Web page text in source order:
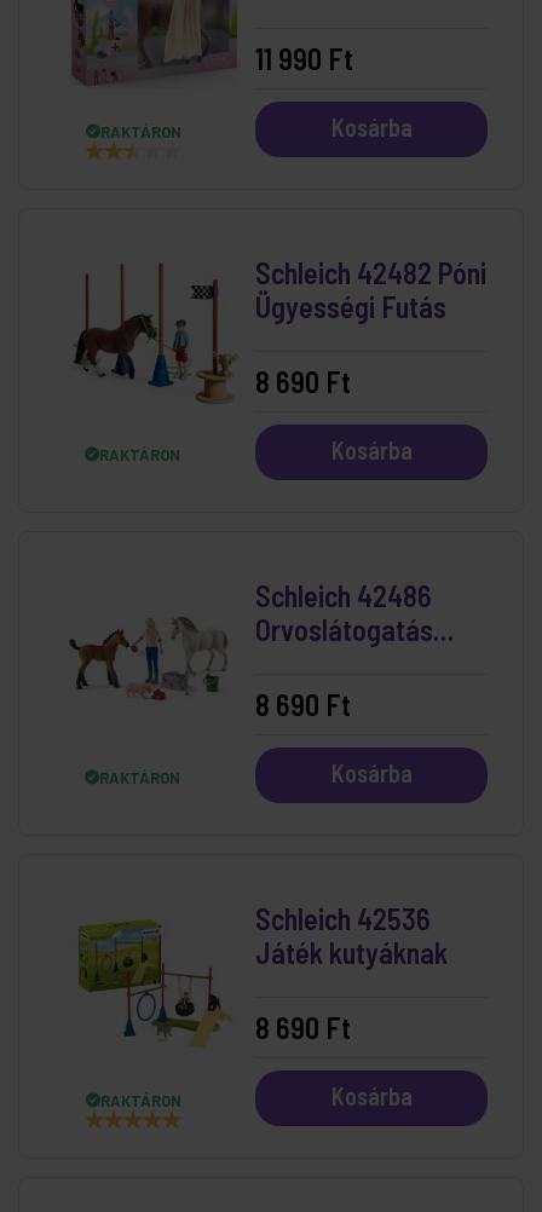
RAKTÁRON
11 990 Ft
Kosárba
RAKTÁRON
Schleich 42482 Póni
Ügyességi Futás
8 690 Ft
Kosárba
RAKTÁRON
Schleich 42486
Orvoslátogatás
Csikójánál
8 690 Ft
Kosárba
RAKTÁRON
Schleich 42536
Játék kutyáknak
8 690 Ft
Kosárba